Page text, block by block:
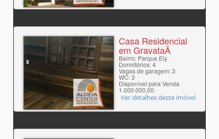
Casa Residencial
em GravataÃ­
Bairro: Parque Ely
Dormitórios: 4
Vagas de garagem: 3
WC: 3
Disponível para Venda
1.000.000,00
Ver detalhes deste imóvel